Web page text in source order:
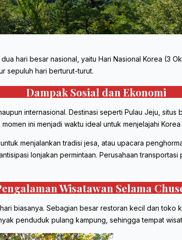
hari besar nasional, yaitu Hari Nasional Korea (3
sepuluh hari berturut-turut.
Dampak Sosial dan Ekonomi
internasional. Destinasi seperti Pulau Jeju,
ini menjadi waktu ideal untuk menjelajahi
menjalankan tradisi jesa, atau upacara
lonjakan permintaan. Perusahaan
Wisatawan Selama
biasanya. Sebagian besar restoran kecil dan
penduduk pulang kampung, sehingga tempat